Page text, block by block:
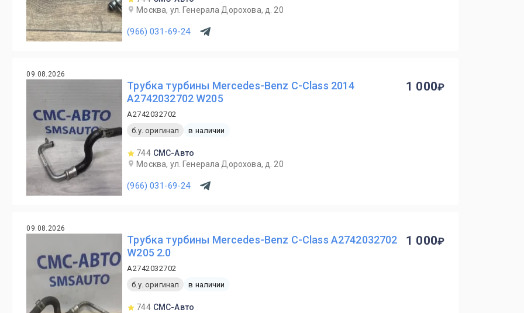
Москва, ул. Генерала Дорохова, д. 20
(966) 031-69-24
09.08.2026
Трубка турбины Mercedes-Benz C-Class 2014
A2742032702 W205
A2742032702
б.у. оригинал
в наличии
744 СМС-Авто
Москва, ул. Генерала Дорохова, д. 20
(966) 031-69-24
1 000
09.08.2026
Трубка турбины Mercedes-Benz C-Class A2742032702
W205 2.0
A2742032702
б.у. оригинал
в наличии
744 СМС-Авто
1 000